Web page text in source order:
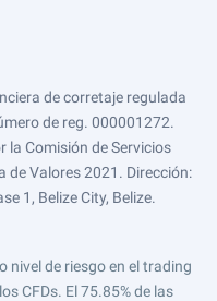
de corretaje regulada
de reg. 000001272.
la Comisión de Servicios
de Valores 2021. Dirección:
1, Belize City, Belize.
nivel de riesgo en el trading
CFDs. El 75.85% de las